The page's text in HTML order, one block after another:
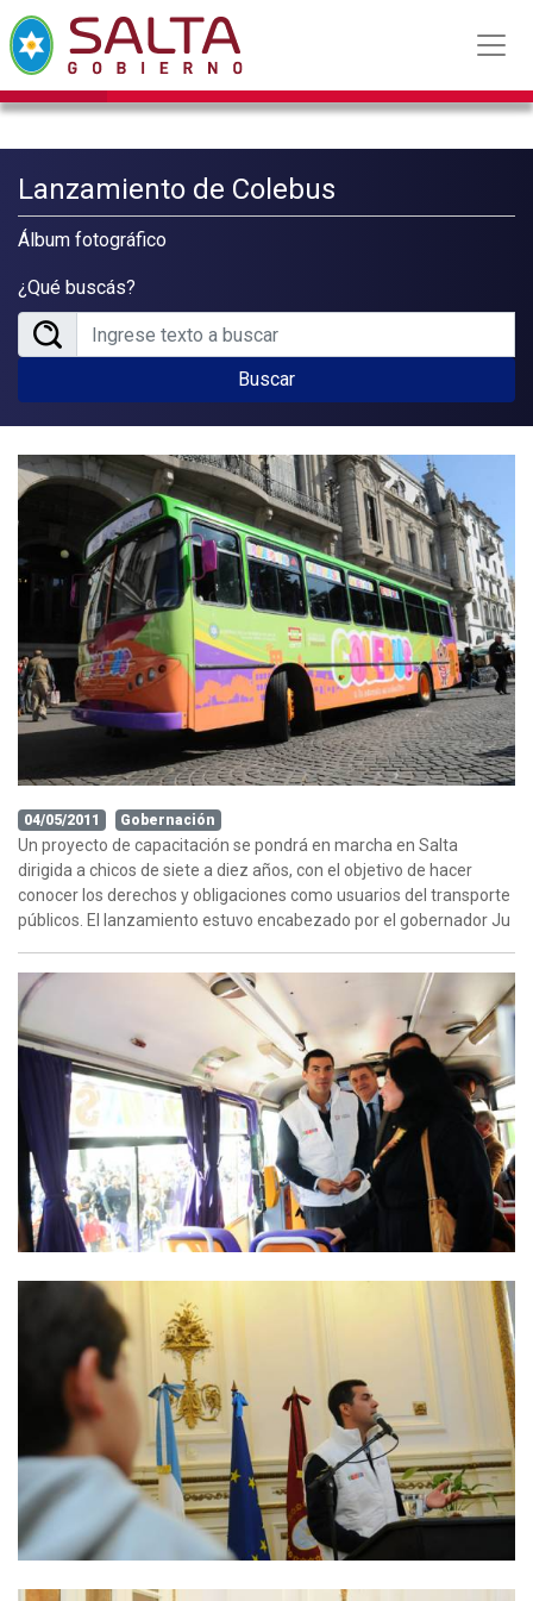
Lanzamiento de Colebus
Álbum fotográfico
¿Qué buscás?
Buscar
04/05/2011 Gobernación
Un proyecto de capacitación se pondrá en marcha en Salta
dirigida a chicos de siete a diez años, con el objetivo de hacer
conocer los derechos y obligaciones como usuarios del transporte
públicos. El lanzamiento estuvo encabezado por el gobernador Ju